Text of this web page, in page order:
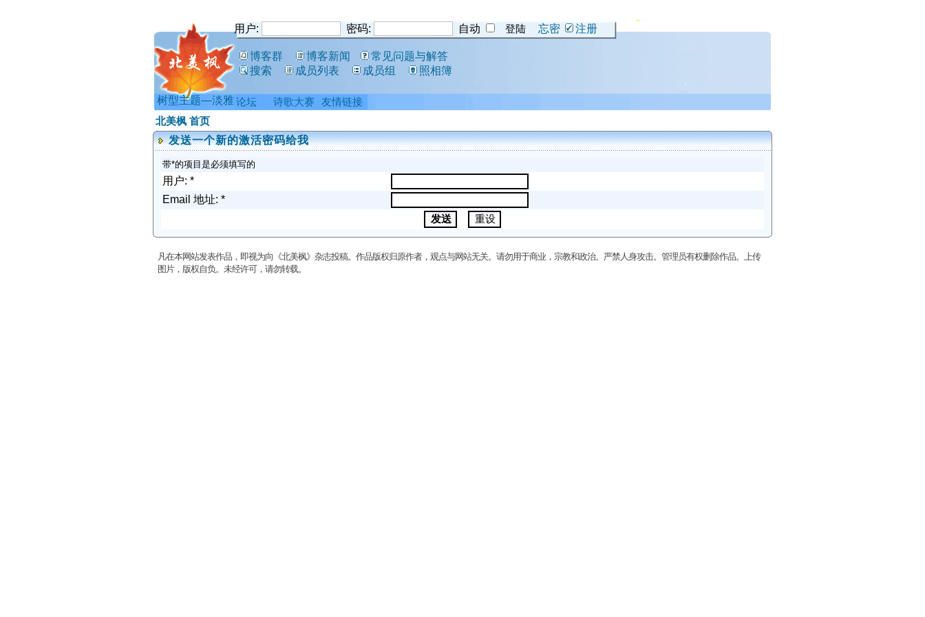
用户: 密码: 自动 忘密 注册
博客群 博客新闻
常见问题与解答
搜索
成员列表 成员组 照相簿
树型主题—淡雅
北美枫 首页
发送一个新的激活密码给我
带*的项目是必须填写的
用户: *
Email 地址: *
凡在本网站发表作品，即视为向《北美枫》杂志投稿。作品版权归原作者，观点与网站无关。请勿用于商业，宗教和政治。严禁人身攻击。管理员有权删除作品。上传
图片，版权自负。未经许可，请勿转载。
论坛 诗歌大赛 友情链接